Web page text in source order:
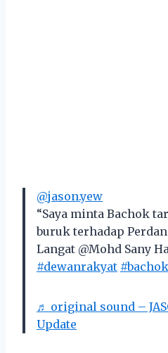
@jason.yew
“Saya minta Bachok
buruk terhadap
Langat @Mohd Sany
#dewanrakyat #bachok
♬ original sound –
Update